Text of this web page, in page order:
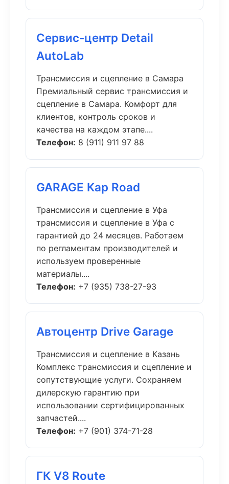
Сервис-центр Detail
AutoLab
Трансмиссия и сцепление в Самара
Премиальный сервис трансмиссия и
сцепление в Самара. Комфорт для
клиентов, контроль сроков и
качества на каждом этапе....
Телефон: 8 (911) 911 97 88
GARAGE Кар Road
Трансмиссия и сцепление в Уфа
трансмиссия и сцепление в Уфа с
гарантией до 24 месяцев. Работаем
по регламентам производителей и
используем проверенные
материалы....
Телефон: +7 (935) 738-27-93
Автоцентр Drive Garage
Трансмиссия и сцепление в Казань
Комплекс трансмиссия и сцепление и
сопутствующие услуги. Сохраняем
дилерскую гарантию при
использовании сертифицированных
запчастей....
Телефон: +7 (901) 374-71-28
ГК V8 Route